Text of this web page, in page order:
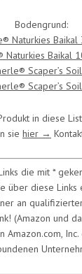
Bodengrund:
Naturkies Baikal
Naturkies Baikal
Scaper’s
Scaper’s
in diese
sie hier →
die mit *
über diese Links
an
(Amazon und
Amazon.com,